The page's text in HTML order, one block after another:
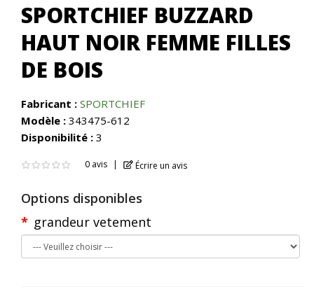
SPORTCHIEF BUZZARD
HAUT NOIR FEMME FILLES
DE BOIS
Fabricant : SPORTCHIEF
Modèle : 343475-612
Disponibilité : 3
0 avis Écrire un avis
Options disponibles
grandeur vetement